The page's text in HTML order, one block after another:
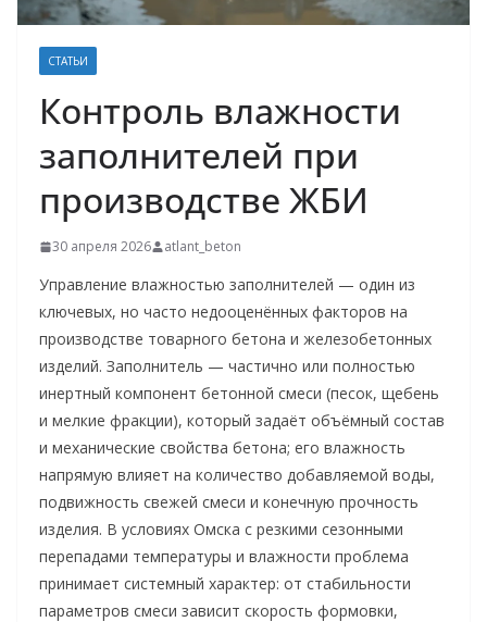
СТАТЬИ
Контроль влажности
заполнителей при
производстве ЖБИ
30 апреля 2026 atlant_beton
Управление влажностью заполнителей — один из
ключевых, но часто недооценённых факторов на
производстве товарного бетона и железобетонных
изделий. Заполнитель — частично или полностью
инертный компонент бетонной смеси (песок, щебень
и мелкие фракции), который задаёт объёмный состав
и механические свойства бетона; его влажность
напрямую влияет на количество добавляемой воды,
подвижность свежей смеси и конечную прочность
изделия. В условиях Омска с резкими сезонными
перепадами температуры и влажности проблема
принимает системный характер: от стабильности
параметров смеси зависит скорость формовки,